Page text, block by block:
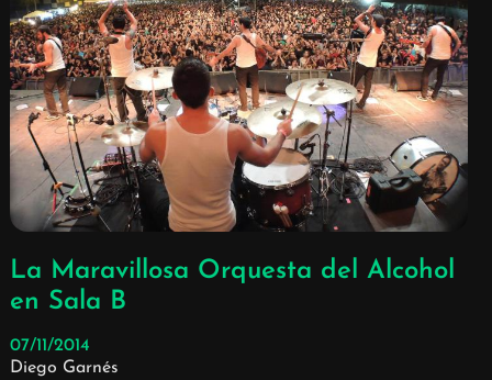
La Maravillosa Orquesta del Alcohol
en Sala B
07/11/2014
Diego Garnés